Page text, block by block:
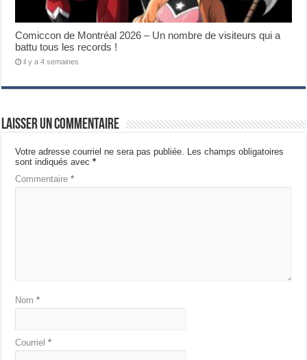
Comiccon de Montréal 2026 – Un nombre de visiteurs qui a
battu tous les records !
il y a 4 semaines
Laisser un commentaire
Votre adresse courriel ne sera pas publiée. Les champs obligatoires
sont indiqués avec*
Commentaire*
Nom*
Courriel*